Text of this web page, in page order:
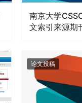
南京大学
文索引来源期
论文投稿